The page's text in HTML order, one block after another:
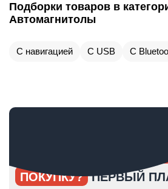
Подборки товаров в
Автомагнитолы
С навигацией С USB С
ПОКУПКУ? ПЕРВЫЙ